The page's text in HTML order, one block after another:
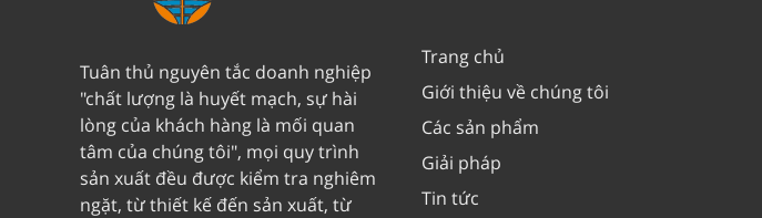
Tuân thủ nguyên tắc doanh nghiệp
"chất lượng là huyết mạch, sự hài
lòng của khách hàng là mối quan
tâm của chúng tôi", mọi quy trình
sản xuất đều được kiểm tra nghiêm
ngặt, từ thiết kế đến sản xuất, từ
Trang chủ
Giới thiệu về chúng tôi
Các sản phẩm
Giải pháp
Tin tức